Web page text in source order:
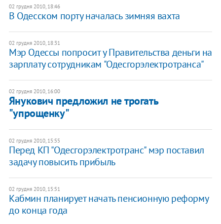
02 грудня 2010, 18:46
В Одесском порту началась зимняя вахта
02 грудня 2010, 18:31
Мэр Одессы попросит у Правительства деньги на
зарплату сотрудникам "Одесгорэлектротранса"
02 грудня 2010, 16:00
Янукович предложил не трогать
"упрощенку"
02 грудня 2010, 15:55
Перед КП "Одесгорэлектротранс" мэр поставил
задачу повысить прибыль
02 грудня 2010, 15:51
Кабмин планирует начать пенсионную реформу
до конца года